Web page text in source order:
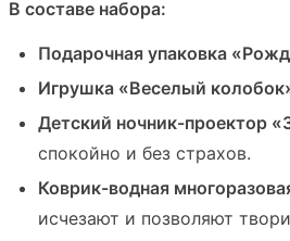
В составе набора:
Подарочная упаковка
Игрушка «Веселый
Детский ночник-проектор
спокойно и без страхов.
Коврик-водная
исчезают и позволяют